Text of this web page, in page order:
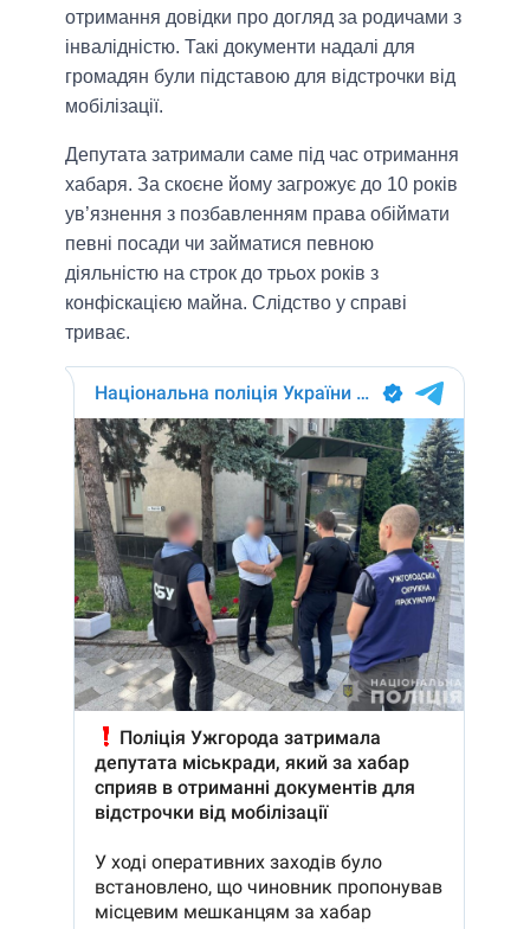
отримання довідки про догляд за родичами з
інвалідністю. Такі документи надалі для
громадян були підставою для відстрочки від
мобілізації.
Депутата затримали саме під час отримання
хабаря. За скоєне йому загрожує до 10 років
ув’язнення з позбавленням права обіймати
певні посади чи займатися певною
діяльністю на строк до трьох років з
конфіскацією майна. Слідство у справі
триває.